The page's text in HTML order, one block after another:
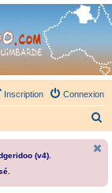
Connexion
Inscription
(v4).